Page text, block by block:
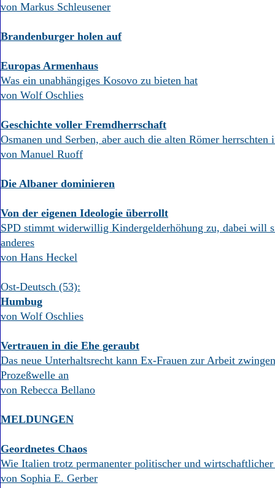
von Markus Schleusener
Brandenburger holen auf
Europas Armenhaus
Was ein unabhängiges Kosovo zu bieten hat
von Wolf Oschlies
Geschichte voller Fremdherrschaft
Osmanen und Serben, aber auch die alten Römer herrschten
von Manuel Ruoff
Die Albaner dominieren
Von der eigenen Ideologie überrollt
SPD stimmt widerwillig Kindergelderhöhung zu, dabei will
anderes
von Hans Heckel
Ost-Deutsch (53):
Humbug
von Wolf Oschlies
Vertrauen in die Ehe geraubt
Das neue Unterhaltsrecht kann Ex-Frauen zur Arbeit
Prozeßwelle an
von Rebecca Bellano
MELDUNGEN
Geordnetes Chaos
Wie Italien trotz permanenter politischer und
von Sophia E. Gerber